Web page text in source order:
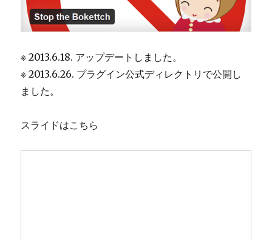
※ 2013.6.18. アップデートしました。
※ 2013.6.26. プラグイン公式ディレクトリで公開し
ました。
スライドはこちら